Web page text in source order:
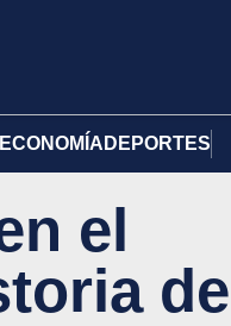
ECONOMÍA DEPORTES
el
de